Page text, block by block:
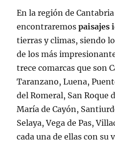
En la región de
encontraremospaisajes
tierras y climas, siendo
de los más
trece comarcas que son
Taranzano, Luena,
del Romeral, San Roque
María de Cayón,
Selaya, Vega de Pas,
cada una de ellas con su